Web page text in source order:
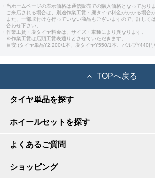
・当ホームページの表示価格は通信販売での購入価格となっておりま
ご来店される場合は、別途作業工賃・廃タイヤ料金がかかる場合
また、一部取付けを行っていない商品もございますので、詳しく
合わせ下さい。
・作業工賃・廃タイヤ料金は、サイズ・車種により異なります。
※作業工賃は店頭工賃表通りとさせていただきます。
目安:(タイヤ単品¥2,200/1本、廃タイヤ¥550/1本、バルブ¥440円
TOPへ戻る
タイヤ単品を探す
ホイールセットを探す
よくあるご質問
ショッピング